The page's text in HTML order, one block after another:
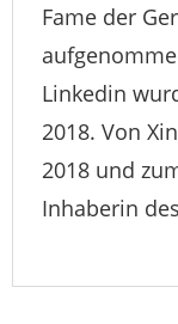
Fame der
Linkedin
2018. Von
2018 und
Inhaberin